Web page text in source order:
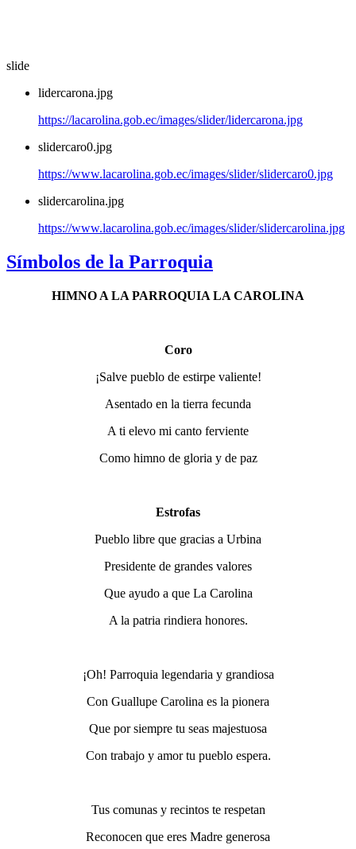
slide
lidercarona.jpg
https://lacarolina.gob.ec/images/slider/lidercarona.jpg
slidercaro0.jpg
https://www.lacarolina.gob.ec/images/slider/slidercaro0.jpg
slidercarolina.jpg
https://www.lacarolina.gob.ec/images/slider/slidercarolina.jpg
Símbolos de la Parroquia
HIMNO A LA PARROQUIA LA CAROLINA
Coro
¡Salve pueblo de estirpe valiente!
Asentado en la tierra fecunda
A ti elevo mi canto ferviente
Como himno de gloria y de paz
Estrofas
Pueblo libre que gracias a Urbina
Presidente de grandes valores
Que ayudo a que La Carolina
A la patria rindiera honores.
¡Oh! Parroquia legendaria y grandiosa
Con Guallupe Carolina es la pionera
Que por siempre tu seas majestuosa
Con trabajo y amor tu pueblo espera.
Tus comunas y recintos te respetan
Reconocen que eres Madre generosa